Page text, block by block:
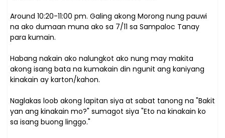
Around 10:20-11:00 pm. Galing akong Morong nung pauwi
na ako dumaan muna ako sa 7/11 sa Sampaloc Tanay
para kumain.
Habang nakain ako nalungkot ako nung may makita
akong isang bata na kumakain din ngunit ang kaniyang
kinakain ay karton/kahon.
Naglakas loob akong lapitan siya at sabat tanong na "Bakit
yan ang kinakain mo?" sumagot siya "Eto na kinakain ko
sa isang buong linggo."